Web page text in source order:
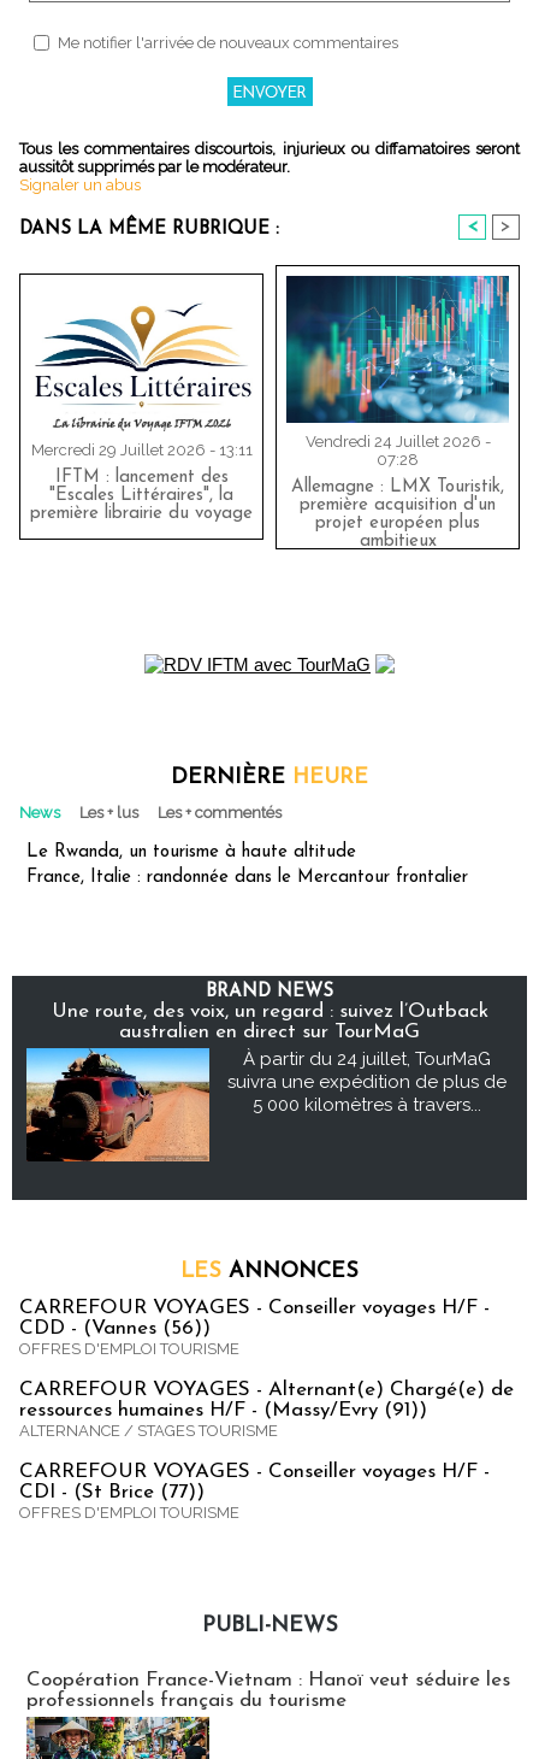
Me notifier l'arrivée de nouveaux commentaires
Tous les commentaires discourtois, injurieux ou diffamatoires seront
aussitôt supprimés par le modérateur.
Signaler un abus
DANS LA MÊME RUBRIQUE : < >
Mercredi 29 Juillet 2026 - 13:11
IFTM : lancement des
"Escales Littéraires", la
première librairie du voyage
Vendredi 24 Juillet 2026 -
07:28
Allemagne : LMX Touristik,
première acquisition d'un
projet européen plus
ambitieux
DERNIÈRE HEURE
News Les + lus Les + commentés
Le Rwanda, un tourisme à haute altitude
France, Italie : randonnée dans le Mercantour frontalier
BRAND NEWS
Une route, des voix, un regard : suivez l’Outback
australien en direct sur TourMaG
À partir du 24 juillet, TourMaG
suivra une expédition de plus de
5 000 kilomètres à travers...
LES ANNONCES
CARREFOUR VOYAGES - Conseiller voyages H/F -
CDD - (Vannes (56))
OFFRES D'EMPLOI TOURISME
CARREFOUR VOYAGES - Alternant(e) Chargé(e) de
ressources humaines H/F - (Massy/Evry (91))
ALTERNANCE / STAGES TOURISME
CARREFOUR VOYAGES - Conseiller voyages H/F -
CDI - (St Brice (77))
OFFRES D'EMPLOI TOURISME
PUBLI-NEWS
Coopération France-Vietnam : Hanoï veut séduire les
professionnels français du tourisme